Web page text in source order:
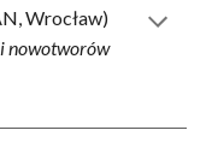
Wrocław)
nowotworów